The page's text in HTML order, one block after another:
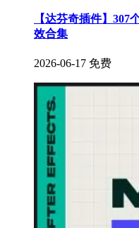
【达芬奇插件】
效合集
2026-06-17 免费